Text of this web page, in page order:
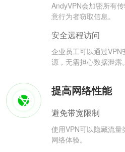
AndyVPN会加密所有
意行为者窃取信息。
安全远程访问
企业员工可以通过
源，无需担心数据泄露。
提高网络性能
避免带宽限制
使用VPN可以隐藏流
网络体验。